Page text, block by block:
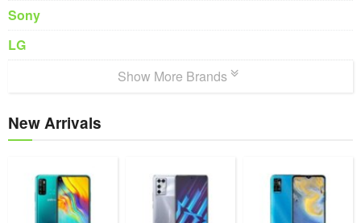
Sony
LG
Show More Brands
New Arrivals